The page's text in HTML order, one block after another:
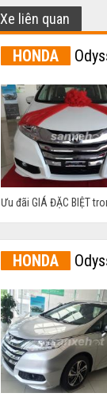
Xe liên quan
HONDA
Ưu đãi GIÁ ĐẶC BIỆT
HONDA